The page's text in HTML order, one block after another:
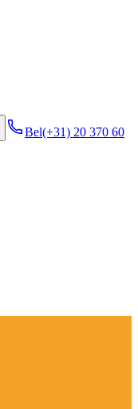
Bel(+31) 20 370 60